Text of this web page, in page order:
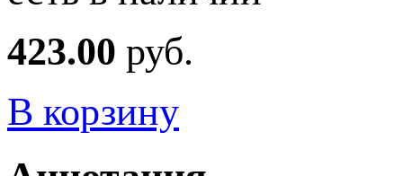
423.00 руб.
В корзину